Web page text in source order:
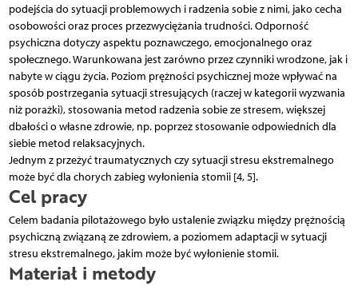
podejścia do sytuacji problemowych i radzenia sobie z nimi, jako cecha
osobowości oraz proces przezwyciężania trudności. Odporność
psychiczna dotyczy aspektu poznawczego, emocjonalnego oraz
społecznego. Warunkowana jest zarówno przez czynniki wrodzone, jak i
nabyte w ciągu życia. Poziom prężności psychicznej może wpływać na
sposób postrzegania sytuacji stresujących (raczej w kategorii wyzwania
niż porażki), stosowania metod radzenia sobie ze stresem, większej
dbałości o własne zdrowie, np. poprzez stosowanie odpowiednich dla
siebie metod relaksacyjnych.
Jednym z przeżyć traumatycznych czy sytuacji stresu ekstremalnego
może być dla chorych zabieg wyłonienia stomii [4, 5].
Cel pracy
Celem badania pilotażowego było ustalenie związku między prężnością
psychiczną związaną ze zdrowiem, a poziomem adaptacji w sytuacji
stresu ekstremalnego, jakim może być wyłonienie stomii.
Materiał i metody